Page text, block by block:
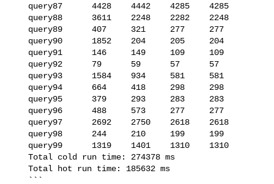
   Total cold run time: 274378 ms
   Total hot run time: 185632 ms